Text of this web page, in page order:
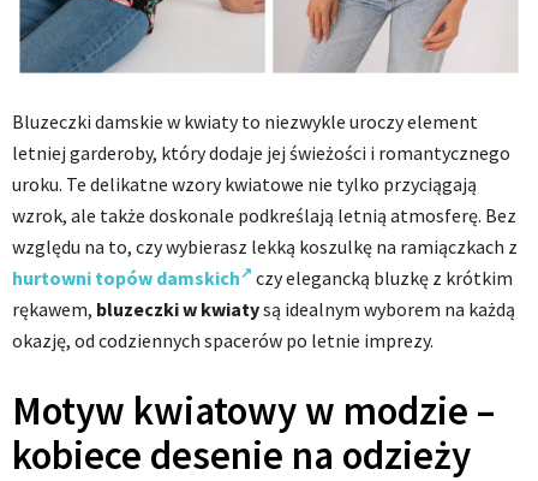
Bluzeczki damskie w kwiaty to niezwykle uroczy element
letniej garderoby, który dodaje jej świeżości i romantycznego
uroku. Te delikatne wzory kwiatowe nie tylko przyciągają
wzrok, ale także doskonale podkreślają letnią atmosferę. Bez
względu na to, czy wybierasz lekką koszulkę na ramiączkach z
hurtowni topów damskich
czy elegancką bluzkę z krótkim
rękawem, bluzeczki w kwiatysą idealnym wyborem na każdą
okazję, od codziennych spacerów po letnie imprezy.
Motyw kwiatowy w modzie –
kobiece desenie na odzieży